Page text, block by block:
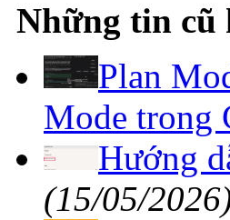
Những tin cũ
Plan
Mode trong
Hướng
(15/05/